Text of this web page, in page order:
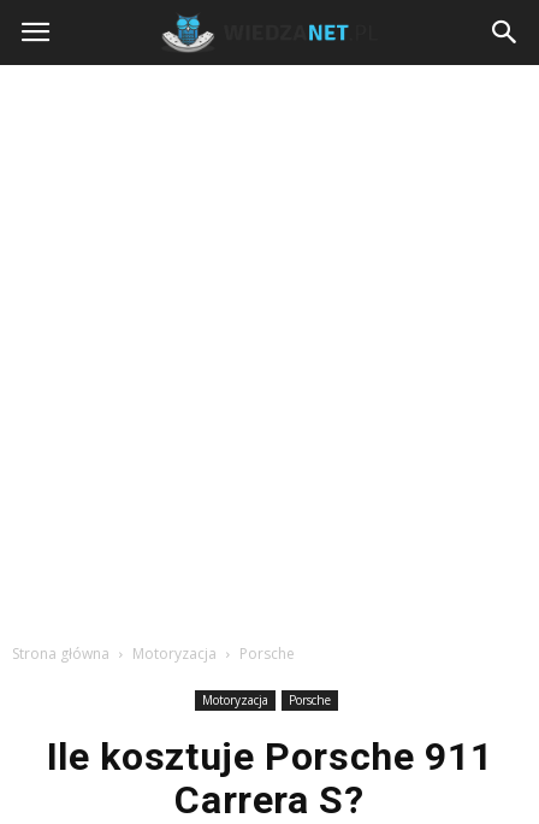
Wiedzanet.pl
Strona główna Motoryzacja Porsche
Motoryzacja Porsche
Ile kosztuje Porsche 911
Carrera S?